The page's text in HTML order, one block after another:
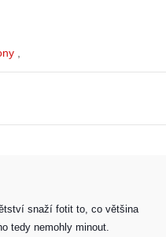
snaží fotit to, co většina
tedy nemohly minout.